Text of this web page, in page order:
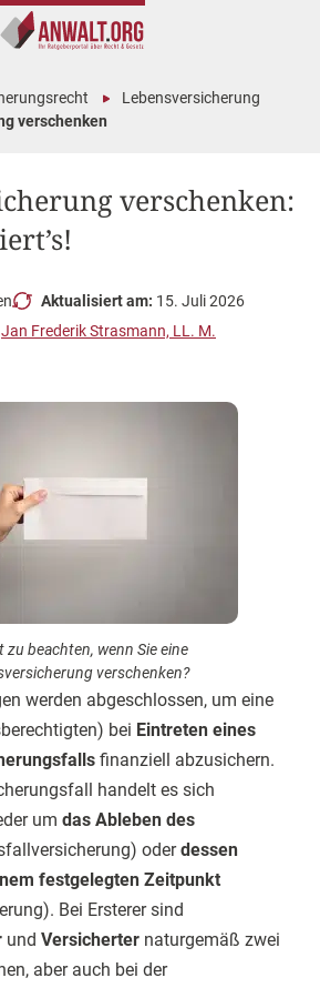
verschenken:
Lebensversicherung
verschenken
Aktualisiert am: 15. Juli 2026
Jan Frederik Strasmann, LL. M.
zu beachten, wenn Sie eine
verschenken?
werden abgeschlossen, um eine
bei Eintreten eines
finanziell abzusichern.
handelt es sich
um das Ableben des
oderdessen
festgelegten Zeitpunkt
Bei Ersterer sind
und Versicherter naturgemäß zwei
aber auch bei der